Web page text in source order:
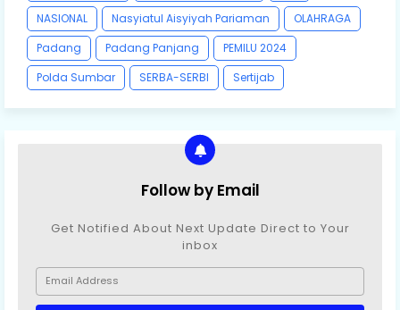
NASIONAL
Nasyiatul Aisyiyah Pariaman
OLAHRAGA
Padang
Padang Panjang
PEMILU 2024
Polda Sumbar
SERBA-SERBI Sertijab
Follow by Email
Get Notified About Next Update Direct to Your
inbox